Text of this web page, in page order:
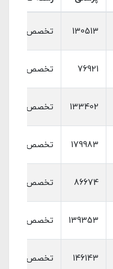
130513 تخصص
76921 تخصص
133402 تخصص
179983 تخصص
86674 تخصص
139353 تخصص
146143 تخصص